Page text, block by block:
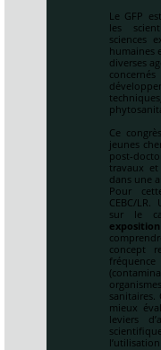
Le GFP
les
sciences
humaines
diverses
Ce
jeunes
post-
travaux
dans une
Pour
CEBC/
sur le
concept
sanitaires.
mieux
leviers